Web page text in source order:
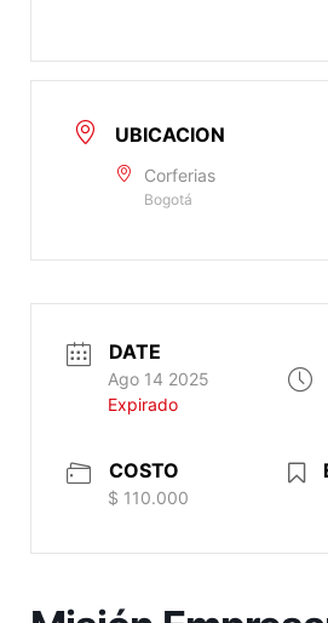
UBICACION
Corferias
Bogotá
DATE
Ago 14 2025
Expirado
COSTO
$ 110.000